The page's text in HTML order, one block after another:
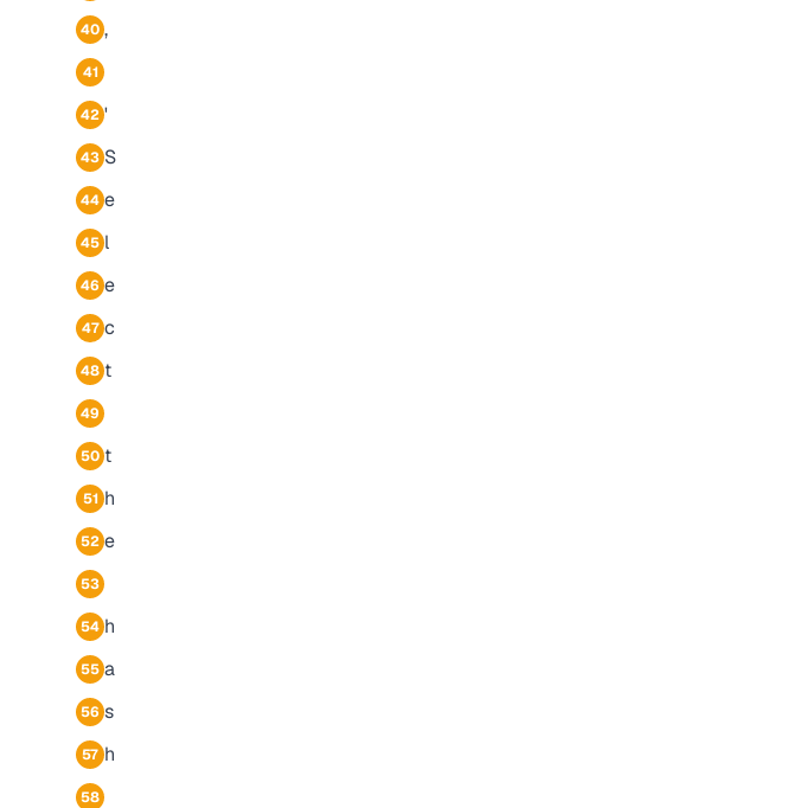
40 ,
41
42 '
43 S
44 e
45 l
46 e
47 c
48 t
49
50 t
51 h
52 e
53
54 h
55 a
56 s
57 h
58